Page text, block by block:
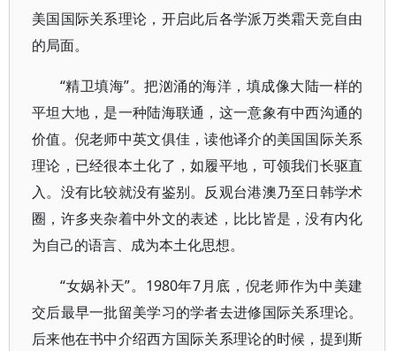
美国国际关系理论，开启此后各学派万类霜天竞自由
的局面。
“精卫填海”。把汹涌的海洋，填成像大陆一样的
平坦大地，是一种陆海联通，这一意象有中西沟通的
价值。倪老师中英文俱佳，读他译介的美国国际关系
理论，已经很本土化了，如履平地，可领我们长驱直
入。没有比较就没有鉴别。反观台港澳乃至日韩学术
圈，许多夹杂着中外文的表述，比比皆是，没有内化
为自己的语言、成为本土化思想。
“女娲补天”。1980年7月底，倪老师作为中美建
交后最早一批留美学习的学者去进修国际关系理论。
后来他在书中介绍西方国际关系理论的时候，提到斯